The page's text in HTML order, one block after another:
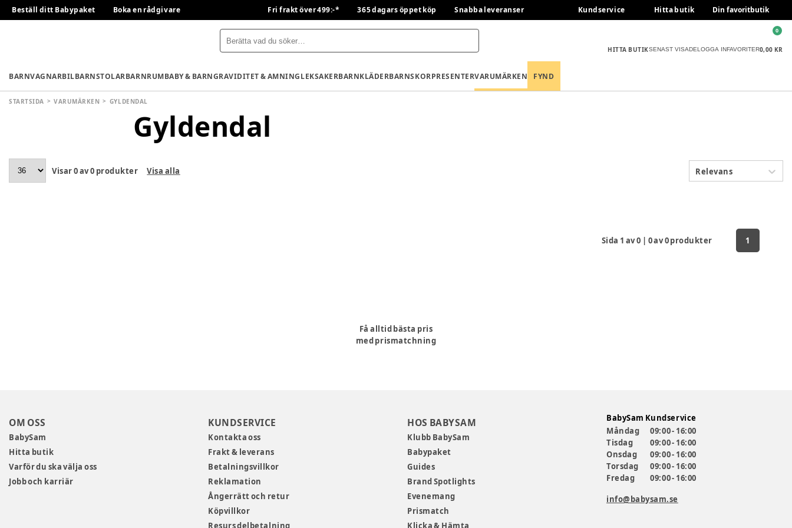
Beställ ditt Babypaket Boka en rådgivare Fri frakt över 499:-* 365 dagars öppet köp Snabba leveranser Kundservice Hitta butik Din favoritbutik
HITTA BUTIKSENAST VISADELOGGA INFAVORITER0,00 KR
0
BARNVAGNARBILBARNSTOLARBARNRUMBABY & BARNGRAVIDITET & AMNINGLEKSAKERBARNKLÄDERBARNSKORPRESENTERVARUMÄRKEN FYND
STARTSIDA VARUMÄRKEN GYLDENDAL
Gyldendal
Visar0av0 produkter Visa alla Relevans
Sida 1 av0 | 0av0produkter 1
Få alltid bästa pris
med prismatchning
OM OSS
BabySam
Hitta butik
Varför du ska välja oss
Jobb och karriär
KUNDSERVICE
Kontakta oss
Frakt & leverans
Betalningsvillkor
Reklamation
Ångerrätt och retur
Köpvillkor
Resurs delbetalning
HOS BABYSAM
Klubb BabySam
Babypaket
Guides
Brand Spotlights
Evenemang
Prismatch
Klicka & Hämta
BabySam Kundservice
Måndag
09:00 - 16:00
Tisdag
09:00 - 16:00
Onsdag
09:00 - 16:00
Torsdag
09:00 - 16:00
Fredag
09:00 - 16:00
info@babysam.se